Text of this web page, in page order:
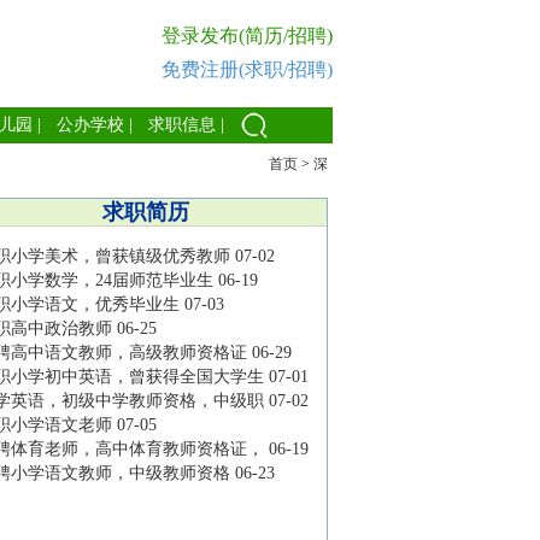
登录发布(简历/招聘)
免费注册(求职/招聘)
园 公办学校 求职信息
首页 > 深
求职简历
小学美术，曾获镇级优秀教师 07-02
小学数学，24届师范毕业生 06-19
小学语文，优秀毕业生 07-03
高中政治教师 06-25
高中语文教师，高级教师资格证 06-29
小学初中英语，曾获得全国大学生 07-01
英语，初级中学教师资格，中级职 07-02
小学语文老师 07-05
体育老师，高中体育教师资格证，
06-19
小学语文教师，中级教师资格 06-23